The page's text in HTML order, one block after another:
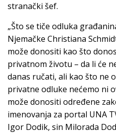
stranački šef.
„Što se tiče odluka
Njemačke Christiana
može donositi kao što
privatnom životu – da li će
danas ručati, ali kao što ne
privatne odluke nećemo ni
može donositi određene
imenovanja za portal UNA
Igor Dodik, sin Milorada